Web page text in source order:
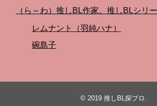
（ら～わ）推しBL作家。推しBLシリ
レムナント（羽純ハナ）
碗島子
© 2019 推しBL探ブロ